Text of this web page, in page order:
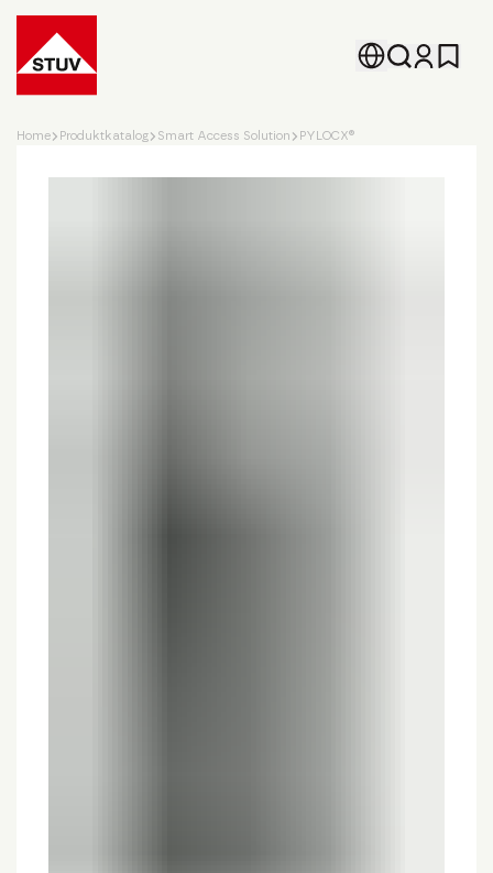
Go To the Homepage
Home Produktkatalog Smart Access Solution PYLOCX®